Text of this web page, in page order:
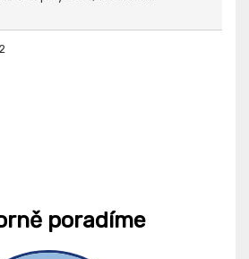
poradíme